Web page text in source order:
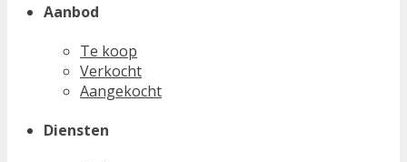
Aanbod
Te koop
Verkocht
Aangekocht
Diensten